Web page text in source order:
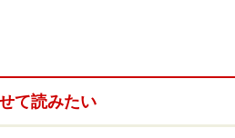
になっています。自転車で巡る
光 お気軽2時間コース（大人
て読みたい